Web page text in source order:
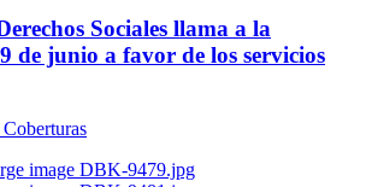
Sociales llama a la
de junio a favor de los servicios